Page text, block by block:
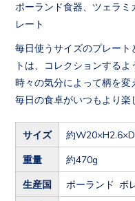
ポーランド食器、ツェラ
レート
毎日使うサイズのプレート
トは、コレクションする
時々の気分によって柄を変
毎日の食卓がいつもより楽
サイズ 約
重量 約470g
生産国 ポーランド ボ